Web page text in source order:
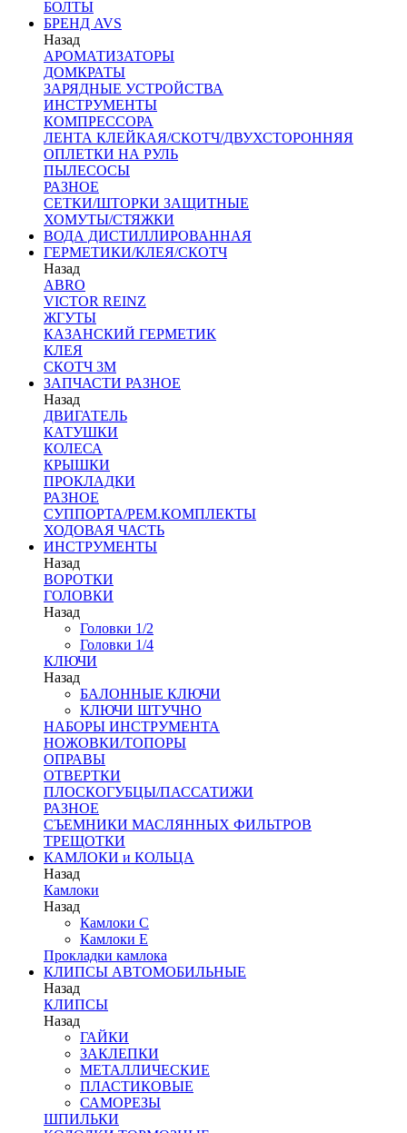
БОЛТЫ
БРЕНД AVS
Назад
АРОМАТИЗАТОРЫ
ДОМКРАТЫ
ЗАРЯДНЫЕ УСТРОЙСТВА
ИНСТРУМЕНТЫ
КОМПРЕССОРА
ЛЕНТА КЛЕЙКАЯ/СКОТЧ/ДВУХСТОРОННЯЯ
ОПЛЕТКИ НА РУЛЬ
ПЫЛЕСОСЫ
РАЗНОЕ
СЕТКИ/ШТОРКИ ЗАЩИТНЫЕ
ХОМУТЫ/СТЯЖКИ
ВОДА ДИСТИЛЛИРОВАННАЯ
ГЕРМЕТИКИ/КЛЕЯ/СКОТЧ
Назад
ABRO
VICTOR REINZ
ЖГУТЫ
КАЗАНСКИЙ ГЕРМЕТИК
КЛЕЯ
СКОТЧ 3М
ЗАПЧАСТИ РАЗНОЕ
Назад
ДВИГАТЕЛЬ
КАТУШКИ
КОЛЕСА
КРЫШКИ
ПРОКЛАДКИ
РАЗНОЕ
СУППОРТА/РЕМ.КОМПЛЕКТЫ
ХОДОВАЯ ЧАСТЬ
ИНСТРУМЕНТЫ
Назад
ВОРОТКИ
ГОЛОВКИ
Назад
Головки 1/2
Головки 1/4
КЛЮЧИ
Назад
БАЛОННЫЕ КЛЮЧИ
КЛЮЧИ ШТУЧНО
НАБОРЫ ИНСТРУМЕНТА
НОЖОВКИ/ТОПОРЫ
ОПРАВЫ
ОТВЕРТКИ
ПЛОСКОГУБЦЫ/ПАССАТИЖИ
РАЗНОЕ
СЪЕМНИКИ МАСЛЯННЫХ ФИЛЬТРОВ
ТРЕЩОТКИ
КАМЛОКИ и КОЛЬЦА
Назад
Камлоки
Назад
Камлоки C
Камлоки Е
Прокладки камлока
КЛИПСЫ АВТОМОБИЛЬНЫЕ
Назад
КЛИПСЫ
Назад
ГАЙКИ
ЗАКЛЕПКИ
МЕТАЛЛИЧЕСКИЕ
ПЛАСТИКОВЫЕ
САМОРЕЗЫ
ШПИЛЬКИ